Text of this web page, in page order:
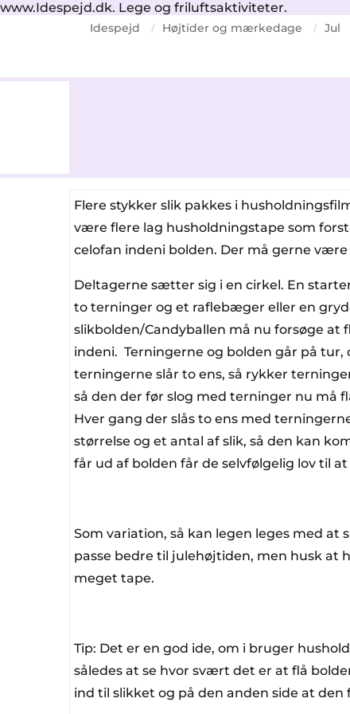
www.Idespejd.dk. Lege og friluftsaktiviteter.
Idespejd / Højtider og mærkedage / Jul
Flere stykker slik pakkes i
være flere lag husholdningstape som
celofan indeni bolden. Der må gerne
Deltagerne sætter sig i en cirkel. En
to terninger og et raflebæger eller en
slikbolden/Candyballen må nu forsøge at
indeni. Terningerne og bolden går på
terningerne slår to ens, så rykker
så den der før slog med terninger nu må
Hver gang der slås to ens med
størrelse og et antal af slik, så den kan
får ud af bolden får de selvfølgelig lov til
Som variation, så kan legen leges med at
passe bedre til julehøjtiden, men husk at
meget tape.
Tip: Det er en god ide, om i bruger
således at se hvor svært det er at flå
ind til slikket og på den anden side at